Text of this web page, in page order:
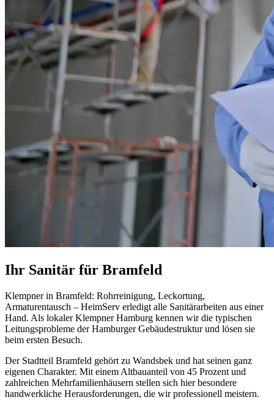
Ihr Sanitär für Bramfeld
Klempner in Bramfeld: Rohrreinigung, Leckortung,
Armaturentausch – HeimServ erledigt alle Sanitärarbeiten aus einer
Hand. Als lokaler Klempner Hamburg kennen wir die typischen
Leitungsprobleme der Hamburger Gebäudestruktur und lösen sie
beim ersten Besuch.
Der Stadtteil Bramfeld gehört zu Wandsbek und hat seinen ganz
eigenen Charakter. Mit einem Altbauanteil von 45 Prozent und
zahlreichen Mehrfamilienhäusern stellen sich hier besondere
handwerkliche Herausforderungen, die wir professionell meistern.